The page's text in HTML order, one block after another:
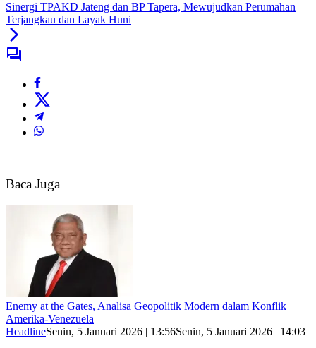
Sinergi TPAKD Jateng dan BP Tapera, Mewujudkan Perumahan
Terjangkau dan Layak Huni
Baca Juga
Enemy at the Gates, Analisa Geopolitik Modern dalam Konflik
Amerika-Venezuela
HeadlineSenin, 5 Januari 2026 | 13:56Senin, 5 Januari 2026 | 14:03